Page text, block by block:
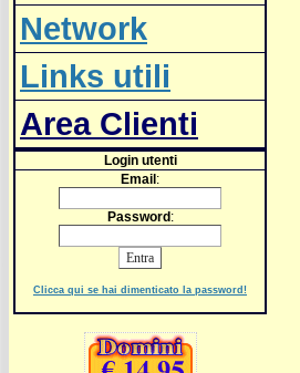
Network
Links utili
Area Clienti
Login utenti
Email :
Password :
Clicca qui se hai dimenticato la password!